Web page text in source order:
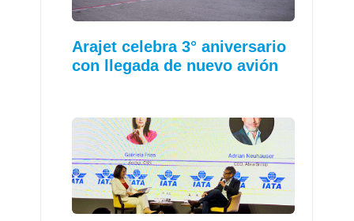
Arajet celebra 3° aniversario
con llegada de nuevo avión